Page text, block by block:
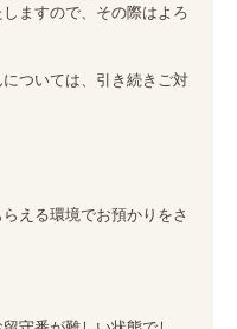
ますので、その際はよろ
ついては、引き続きご対
える環境でお預かりをさ